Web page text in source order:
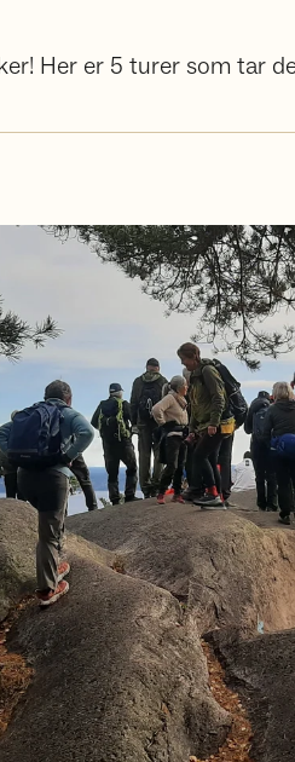
Her er 5 turer som tar